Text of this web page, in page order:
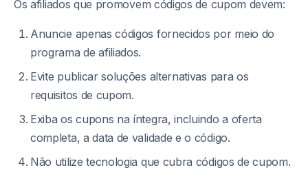
Os afiliados que promovem códigos de cupom devem:
Anuncie apenas códigos fornecidos por meio do
programa de afiliados.
Evite publicar soluções alternativas para os
requisitos de cupom.
Exiba os cupons na íntegra, incluindo a oferta
completa, a data de validade e o código.
Não utilize tecnologia que cubra códigos de cupom.